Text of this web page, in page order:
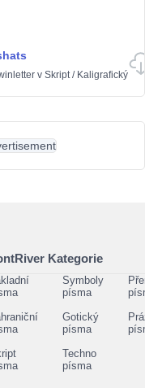
v Skript/ Kaligrafický
Kategorie
Symboly
písma
Gotický
písma
Techno
písma